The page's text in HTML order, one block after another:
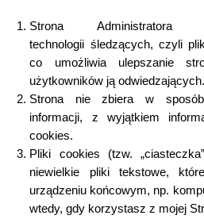
Strona
technologii śledzących, czyli
co umożliwia ulepszanie
użytkowników jąodwiedzających.
Strona nie zbiera w
informacji, z wyjątkiem
cookies.
Pliki cookies (tzw.
niewielkie pliki tekstowe,
urządzeniu końcowym, np.
wtedy, gdy korzystasz z mojej